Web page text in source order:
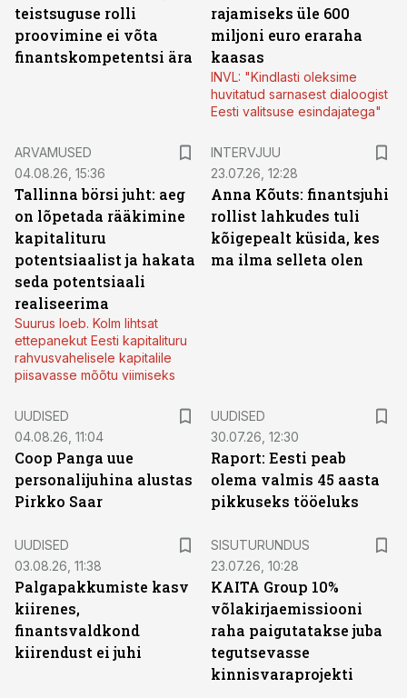
teistsuguse rolli
proovimine ei võta
finantskompetentsi ära
rajamiseks üle 600
miljoni euro eraraha
kaasas
INVL: "Kindlasti oleksime
huvitatud sarnasest dialoogist
Eesti valitsuse esindajatega"
ARVAMUSED
04.08.26, 15:36
Tallinna börsi juht: aeg
on lõpetada rääkimine
kapitalituru
potentsiaalist ja hakata
seda potentsiaali
realiseerima
Suurus loeb. Kolm lihtsat
ettepanekut Eesti kapitalituru
rahvusvahelisele kapitalile
piisavasse mõõtu viimiseks
INTERVJUU
23.07.26, 12:28
Anna Kõuts: finantsjuhi
rollist lahkudes tuli
kõigepealt küsida, kes
ma ilma selleta olen
UUDISED
04.08.26, 11:04
Coop Panga uue
personalijuhina alustas
Pirkko Saar
UUDISED
30.07.26, 12:30
Raport: Eesti peab
olema valmis 45 aasta
pikkuseks tööeluks
UUDISED
03.08.26, 11:38
Palgapakkumiste kasv
kiirenes,
finantsvaldkond
kiirendust ei juhi
SISUTURUNDUS
23.07.26, 10:28
KAITA Group 10%
võlakirjaemissiooni
raha paigutatakse juba
tegutsevasse
kinnisvaraprojekti